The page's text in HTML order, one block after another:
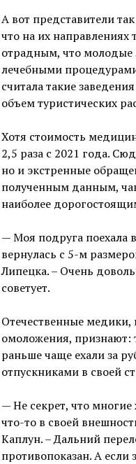
А вот представители
что на их
отрадным, что молодые
лечебными
считала такие
объем туристических
Хотя стоимость
2,5 раза с 2021 года.
но и экстренные
полученным данным,
наиболее
— Моя подруга поехала
вернулась с 5-м
Липецка. – Очень
советует.
Отечественные
омоложения, признают:
раньше чаще ехали за
отпускниками в своей
— Не секрет, что
что-то в своей
Каплун. – Дальний
противопоказан. А